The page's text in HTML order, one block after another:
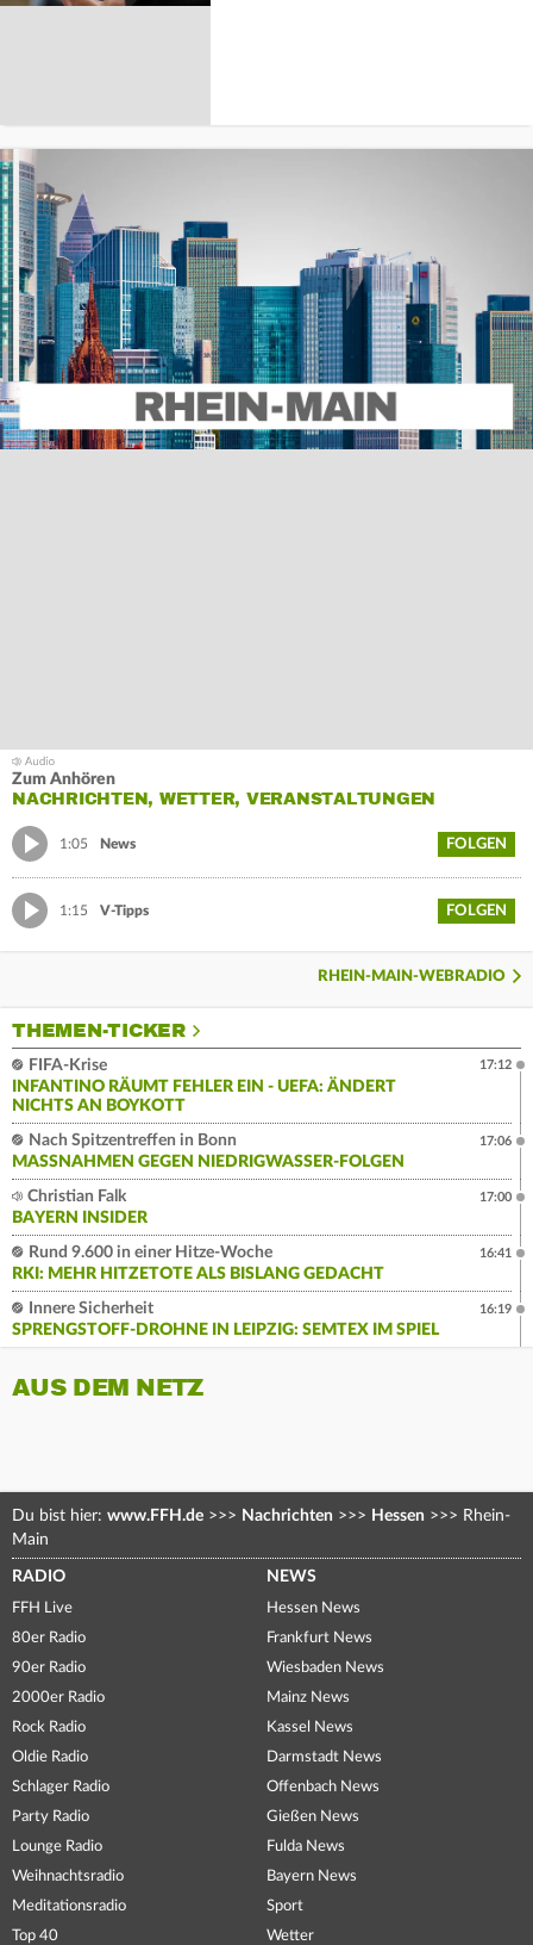
Zum Anhören
NACHRICHTEN, WETTER, VERANSTALTUNGEN
1:05 News FOLGEN
1:15 V-Tipps FOLGEN
RHEIN-MAIN-WEBRADIO
THEMEN-TICKER
FIFA-Krise
INFANTINO RÄUMT FEHLER EIN - UEFA: ÄNDERT
NICHTS AN BOYKOTT
17:12
Nach Spitzentreffen in Bonn
MASSNAHMEN GEGEN NIEDRIGWASSER-FOLGEN
17:06
Christian Falk
BAYERN INSIDER
17:00
Rund 9.600 in einer Hitze-Woche
RKI: MEHR HITZETOTE ALS BISLANG GEDACHT
16:41
Innere Sicherheit
SPRENGSTOFF-DROHNE IN LEIPZIG: SEMTEX IM SPIEL
16:19
AUS DEM NETZ
Du bist hier: www.FFH.de >>> Nachrichten >>> Hessen >>> Rhein-
Main
RADIO
FFH Live
80er Radio
90er Radio
2000er Radio
Rock Radio
Oldie Radio
Schlager Radio
Party Radio
Lounge Radio
Weihnachtsradio
Meditationsradio
Top 40
NEWS
Hessen News
Frankfurt News
Wiesbaden News
Mainz News
Kassel News
Darmstadt News
Offenbach News
Gießen News
Fulda News
Bayern News
Sport
Wetter